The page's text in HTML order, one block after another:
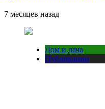
7 месяцев назад
Дом и дача
Публикации